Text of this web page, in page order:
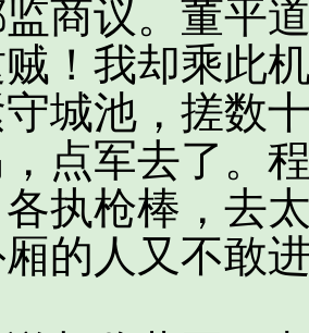
商议。董平
贼！我却乘此
城池，搓数
点军去了。
执枪棒，去
的人又不敢